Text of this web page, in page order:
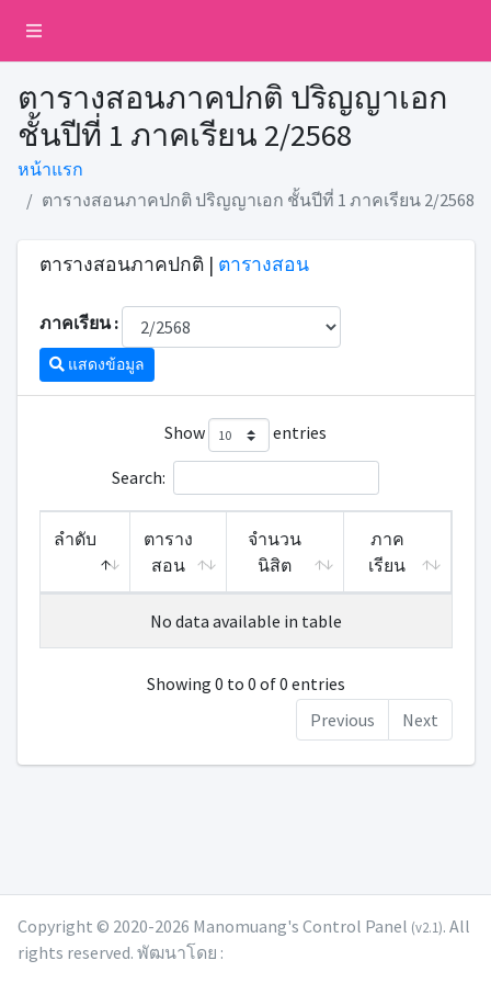
ตารางสอนภาคปกติ ปริญญาเอก
ชั้นปีที่ 1 ภาคเรียน 2/2568
หน้าแรก
ตารางสอนภาคปกติ ปริญญาเอก ชั้นปีที่ 1 ภาคเรียน 2/2568
ตารางสอนภาคปกติ | ตารางสอน
ภาคเรียน :
แสดงข้อมูล
Show entries
Search:
ลำดับ
ตาราง
สอน
จำนวน
นิสิต
ภาค
เรียน
No data available in table
Showing 0 to 0 of 0 entries
Previous
Next
Copyright © 2020-2026 Manomuang's Control Panel (v2.1). All
rights reserved. พัฒนาโดย :